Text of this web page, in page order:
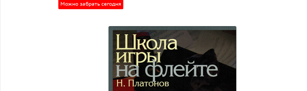
Можно забрать сегодня